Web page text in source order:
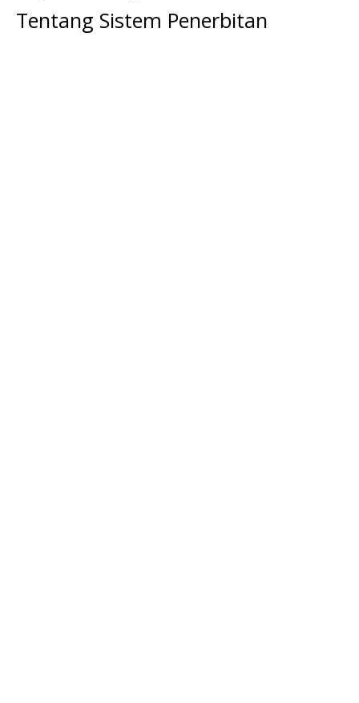
Tentang Sistem Penerbitan